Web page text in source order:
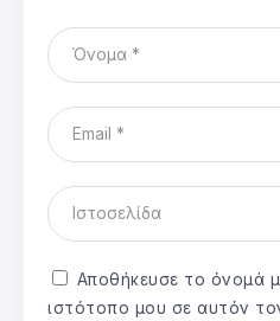
Αποθήκευσε το όνομά
ιστότοπο μου σε αυτόν